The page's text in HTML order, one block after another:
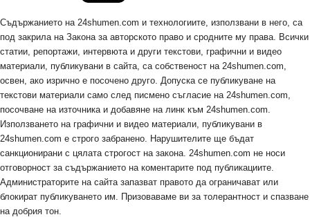
Съдържанието на 24shumen.com и технологиите, използвани в него, са
под закрила на Закона за авторското право и сродните му права. Всички
статии, репортажи, интервюта и други текстови, графични и видео
материали, публикувани в сайта, са собственост на 24shumen.com,
освен, ако изрично е посочено друго. Допуска се публикуване на
текстови материали само след писмено съгласие на 24shumen.com,
посочване на източника и добавяне на линк към 24shumen.com.
Използването на графични и видео материали, публикувани в
24shumen.com е строго забранено. Нарушителите ще бъдат
санкционирани с цялата строгост на закона. 24shumen.com не носи
отговорност за съдържанието на коментарите под публикациите.
Администраторите на сайта запазват правото да ограничават или
блокират публикуването им. Призоваваме ви за толерантност и спазване
на добрия тон.